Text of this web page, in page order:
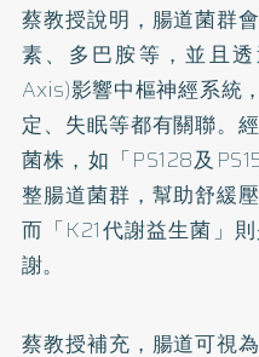
蔡教授說明，腸道菌群
素、多巴胺等，並且
Axis)影響中樞神經系統
定、失眠等都有關聯。
菌株，如「PS128及
整腸道菌群，幫助舒緩
而「K21代謝益生菌」
謝。
蔡教授補充，腸道可視